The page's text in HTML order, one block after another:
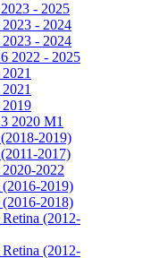
- 2025
- 2024
- 2024
2022 - 2025
2020 M1
2019)
2017)
2022
2019)
2018)
(2012-
(2012-